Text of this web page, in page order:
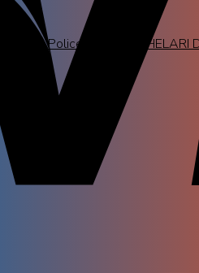
,Police RAME OCHELARI